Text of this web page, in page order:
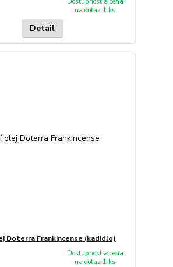
na dotaz 1 ks
Detail
Doterra Frankincense (kadidlo)
Dostupnost a cena
na dotaz 1 ks